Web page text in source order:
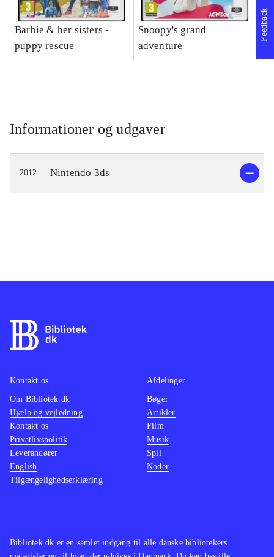
Barbie & her sisters -
puppy rescue
Snoopy's grand
adventure
Informationer og udgaver
2012 Nintendo 3ds
Feedback
Bibliotek.dk er en samlet indgang til alle danske bibliotekers
Kontakt os
Om Bibliotek.dk
Hjælp og vejledning
Kontakt os
Privatlivspolitik
Leverandører
English
Tilgængelighedserklæring
Afdelinger
Bøger
Artikler
Film
Musik
Spil
Noder